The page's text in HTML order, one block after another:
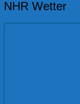
NHR Wetter